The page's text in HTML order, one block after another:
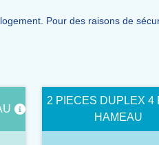
Pour des raisons de
2 PIECES DUPLEX 4
HAMEAU